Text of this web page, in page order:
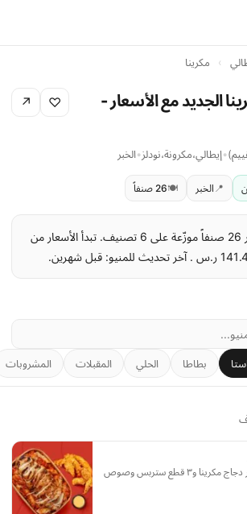
› مكرينا
الجديد مع الأسعار -
•إيطالي،مكرونة،نودلز•الخبر
♡
↗
📍 الخبر 🍽️26 صنفاً
يقدّم مكرينا في الخبر 26 صنفاً موزّعة على 6 تصنيف. تبدأ الأسعار من
بطاطا الحلي المقبلات المشروبات
طبق باستا آرابياتا مع صدر دجاج مكرينا و٣ قطع ستربس وصوص